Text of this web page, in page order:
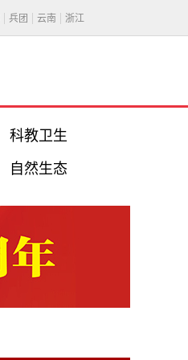
兵团 云南 浙江
科教卫生
自然生态